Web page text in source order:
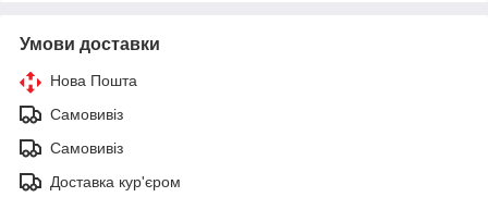
Умови доставки
Нова Пошта
Самовивіз
Самовивіз
Доставка кур'єром